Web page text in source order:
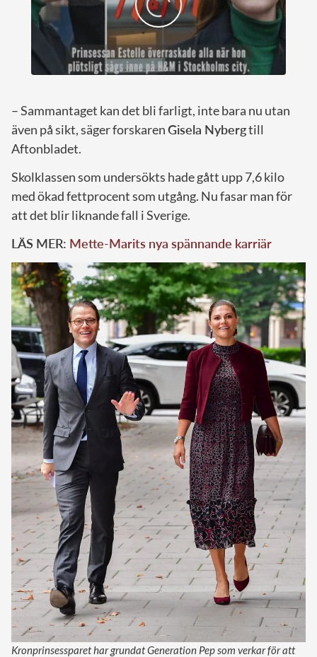
– Sammantaget kan det bli farligt, inte bara nu utan
även på sikt, säger forskarenGisela Nybergtill
Aftonbladet.
Skolklassen som undersökts hade gått upp 7,6 kilo
med ökad fettprocent som utgång. Nu fasar man för
att det blir liknande fall i Sverige.
LÄS MER: Mette-Marits nya spännande karriär
Kronprinsessparet har grundat Generation Pep som verkar för att